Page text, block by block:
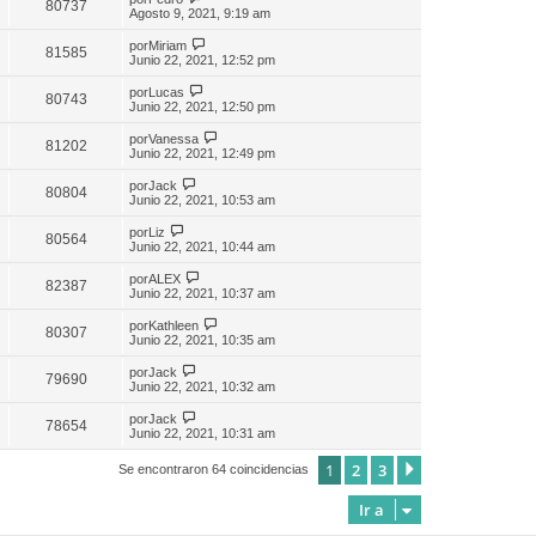
80737
Agosto 9, 2021, 9:19 am
81585 porMiriam
Junio 22, 2021, 12:52 pm
80743 porLucas
Junio 22, 2021, 12:50 pm
81202 porVanessa
Junio 22, 2021, 12:49 pm
80804 porJack
Junio 22, 2021, 10:53 am
80564 porLiz
Junio 22, 2021, 10:44 am
82387 porALEX
Junio 22, 2021, 10:37 am
80307 porKathleen
Junio 22, 2021, 10:35 am
79690 porJack
Junio 22, 2021, 10:32 am
78654 porJack
Junio 22, 2021, 10:31 am
Se encontraron 64 coincidencias 1 2 3
Ir a